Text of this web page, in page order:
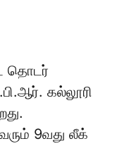
தொடர்
கல்லூரி
9வது லீக்